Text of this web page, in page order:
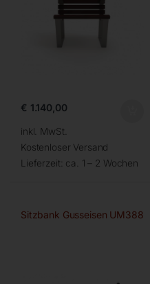
€ 1.140,00
inkl. MwSt.
Kostenloser Versand
Lieferzeit: ca. 1 – 2 Wochen
Sitzbank Gusseisen UM388